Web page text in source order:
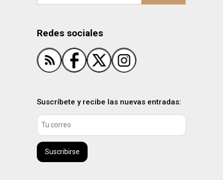
Redes sociales
Suscríbete y recibe las nuevas entradas:
Suscribirse